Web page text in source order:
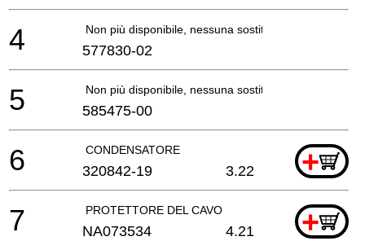
Non più disponibile, nessuna sostituzione
4 577830-02
Non più disponibile, nessuna sostituzione
5 585475-00
CONDENSATORE +
6 320842-19 3.22
PROTETTORE DEL CAVO +
7 NA073534 4.21